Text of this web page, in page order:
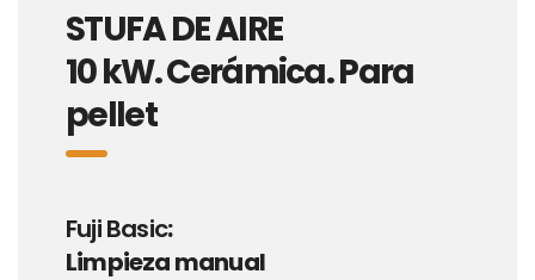
STUFA DE AIRE
10 kW. Cerámica. Para
pellet
Fuji Basic:
Limpieza manual